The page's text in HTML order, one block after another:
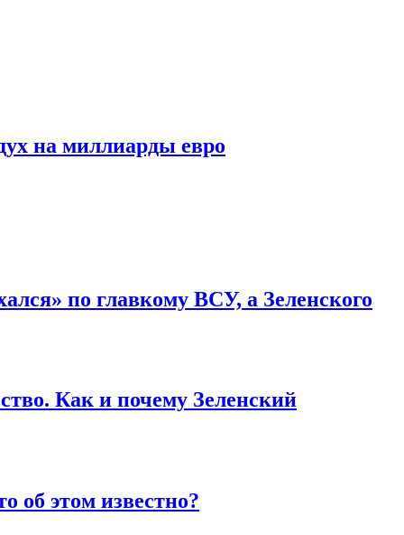
на миллиарды евро
по главкому ВСУ, а Зеленского
Как и почему Зеленский
об этом известно?